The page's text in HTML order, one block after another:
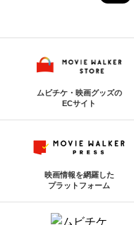
ムビチケ・映画グッズの
ECサイト
映画情報を網羅した
プラットフォーム